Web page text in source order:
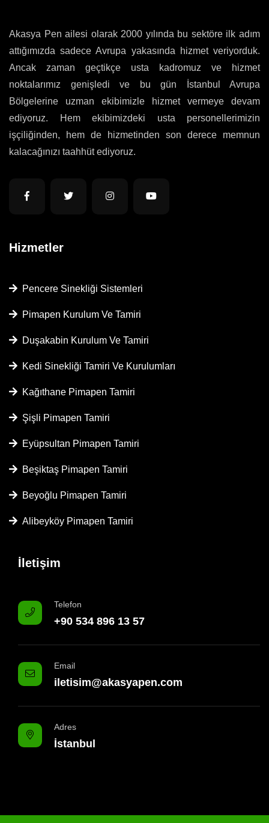
Akasya Pen ailesi olarak 2000 yılında bu sektöre ilk adım
attığımızda sadece Avrupa yakasında hizmet veriyorduk.
Ancak zaman geçtikçe usta kadromuz ve hizmet
noktalarımız genişledi ve bu gün İstanbul Avrupa
Bölgelerine uzman ekibimizle hizmet vermeye devam
ediyoruz. Hem ekibimizdeki usta personellerimizin
işçiliğinden, hem de hizmetinden son derece memnun
kalacağınızı taahhüt ediyoruz.
Hizmetler
Pencere Sinekliği Sistemleri
Pimapen Kurulum Ve Tamiri
Duşakabin Kurulum Ve Tamiri
Kedi Sinekliği Tamiri Ve Kurulumları
Kağıthane Pimapen Tamiri
Şişli Pimapen Tamiri
Eyüpsultan Pimapen Tamiri
Beşiktaş Pimapen Tamiri
Beyoğlu Pimapen Tamiri
Alibeyköy Pimapen Tamiri
İletişim
Telefon
+90 534 896 13 57
Email
iletisim@akasyapen.com
Adres
İstanbul